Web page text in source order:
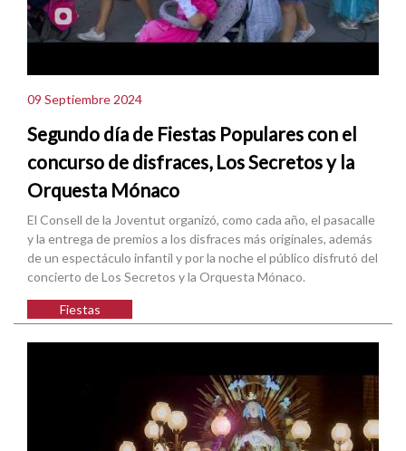
09 Septiembre 2024
Segundo día de Fiestas Populares con el
concurso de disfraces, Los Secretos y la
Orquesta Mónaco
El Consell de la Joventut organizó, como cada año, el pasacalle
y la entrega de premios a los disfraces más originales, además
de un espectáculo infantil y por la noche el público disfrutó del
concierto de Los Secretos y la Orquesta Mónaco.
Fiestas